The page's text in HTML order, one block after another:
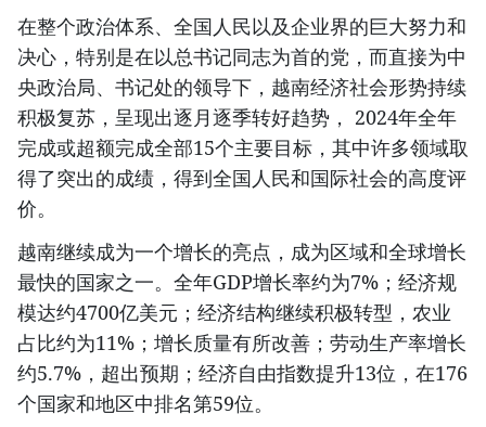
在整个政治体系、全国人民以及企业界的巨大努力和
决心，特别是在以总书记同志为首的党，而直接为中
央政治局、书记处的领导下，越南经济社会形势持续
积极复苏，呈现出逐月逐季转好趋势， 2024年全年
完成或超额完成全部15个主要目标，其中许多领域取
得了突出的成绩，得到全国人民和国际社会的高度评
价。
越南继续成为一个增长的亮点，成为区域和全球增长
最快的国家之一。全年GDP增长率约为7%；经济规
模达约4700亿美元；经济结构继续积极转型，农业
占比约为11%；增长质量有所改善；劳动生产率增长
约5.7%，超出预期；经济自由指数提升13位，在176
个国家和地区中排名第59位。